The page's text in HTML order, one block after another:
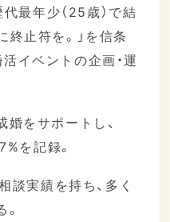
最年少（25歳）で結
止符を。」を信条
イベントの企画・運
をサポートし、
を記録。
談実績を持ち、多く